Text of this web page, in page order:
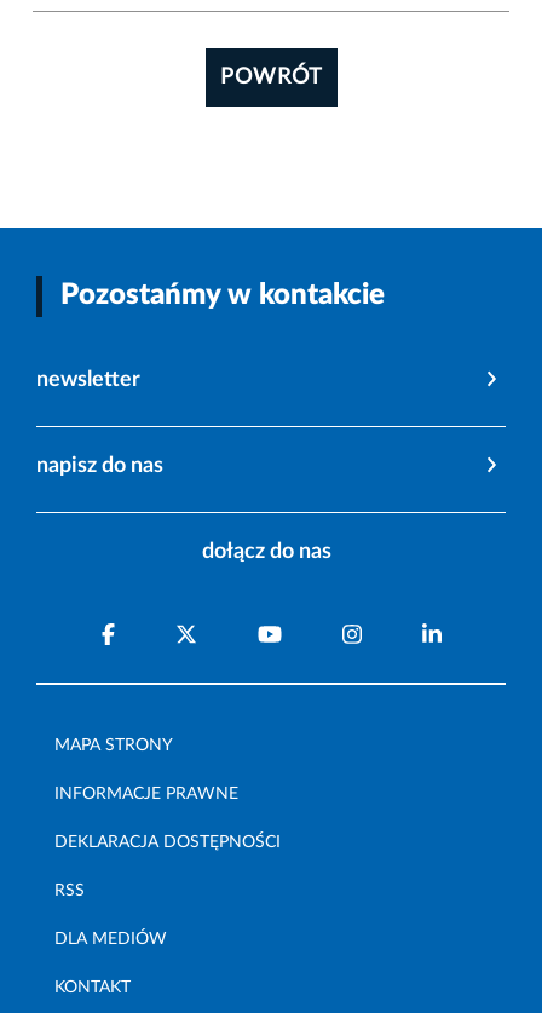
POWRÓT
Pozostańmy w kontakcie
newsletter
napisz do nas
dołącz do nas
MAPA STRONY
INFORMACJE PRAWNE
DEKLARACJA DOSTĘPNOŚCI
RSS
DLA MEDIÓW
KONTAKT